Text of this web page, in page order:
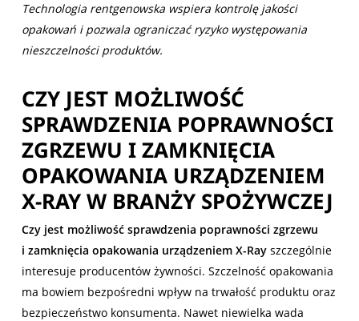
Technologia rentgenowska wspiera kontrolę jakości
opakowań i pozwala ograniczać ryzyko występowania
nieszczelności produktów.
CZY JEST MOŻLIWOŚĆ
SPRAWDZENIA POPRAWNOŚCI
ZGRZEWU I ZAMKNIĘCIA
OPAKOWANIA URZĄDZENIEM
X-RAY W BRANŻY SPOŻYWCZEJ
Czy jest możliwość sprawdzenia poprawności zgrzewu
i zamknięcia opakowania urządzeniem X-Rayszczególnie
interesuje producentów żywności. Szczelność opakowania
ma bowiem bezpośredni wpływ na trwałość produktu oraz
bezpieczeństwo konsumenta. Nawet niewielka wada